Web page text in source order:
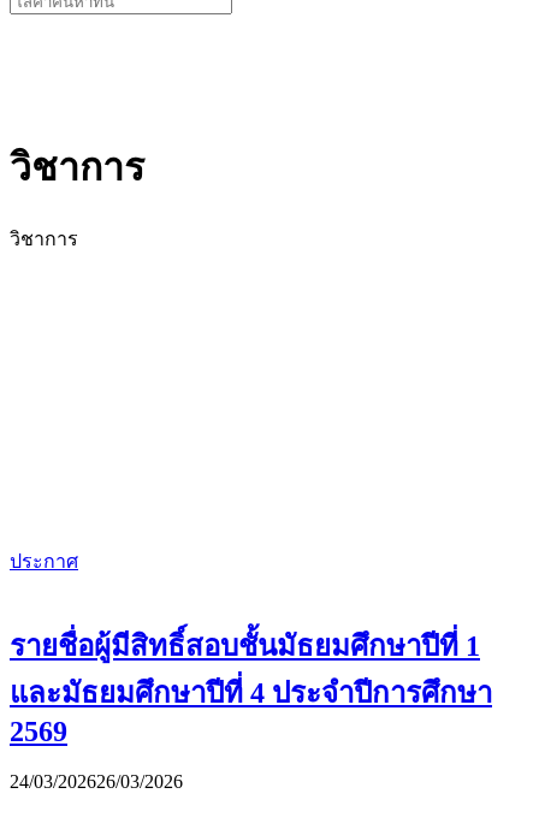
for:
วิชาการ
วิชาการ
ประกาศ
รายชื่อผู้มีสิทธิ์สอบชั้นมัธยมศึกษาปีที่ 1
และมัธยมศึกษาปีที่ 4 ประจำปีการศึกษา
2569
24/03/202626/03/2026